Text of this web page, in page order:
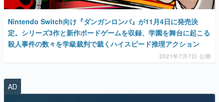
Nintendo Switch向け『ダンガンロンパ』が11月4日に発売決
定。シリーズ3作と新作ボードゲームを収録、学園を舞台に起こる
殺人事件の数々を学級裁判で裁くハイスピード推理アクション
2021年7月7日 公開
AD